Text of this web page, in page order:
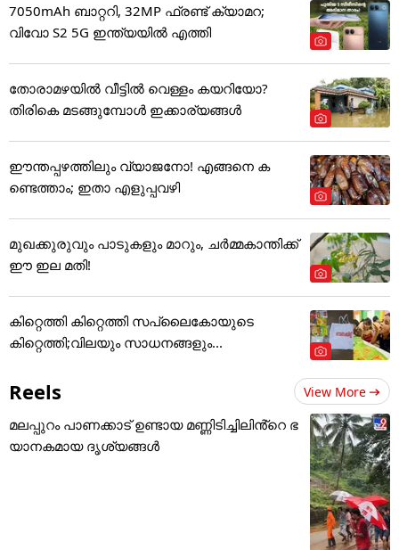
7050mAh ബാറ്ററി, 32MP ഫ്രണ്ട് ക്യാമറ;
വിവോ S2 5G ഇന്ത്യയിൽ എത്തി
തോരാമഴയിൽ വീട്ടിൽ വെള്ളം കയറിയോ?
തിരികെ മടങ്ങുമ്പോൾ ഇക്കാര്യങ്ങൾ
ഈന്തപ്പഴത്തിലും വ്യാജനോ! എങ്ങനെ ക
ണ്ടെത്താം; ഇതാ എളുപ്പവഴി
മുഖക്കുരുവും പാടുകളും മാറും, ചർമ്മകാന്തിക്ക്
ഈ ഇല മതി!
കിറ്റെത്തി കിറ്റെത്തി സപ്ലൈകോയുടെ
കിറ്റെത്തി;വിലയും സാധനങ്ങളും...
Reels View More
മലപ്പുറം പാണക്കാട് ഉണ്ടായ മണ്ണിടിച്ചിലിൻ്റെ ഭ
യാനകമായ ദൃശ്യങ്ങൾ